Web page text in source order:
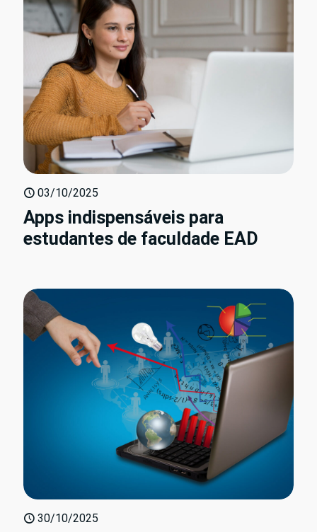
03/10/2025
Apps indispensáveis para
estudantes de faculdade EAD
30/10/2025